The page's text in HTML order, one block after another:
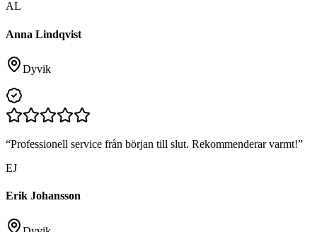
AL
Anna Lindqvist
Dyvik
“Professionell service från början till slut. Rekommenderar varmt!”
EJ
Erik Johansson